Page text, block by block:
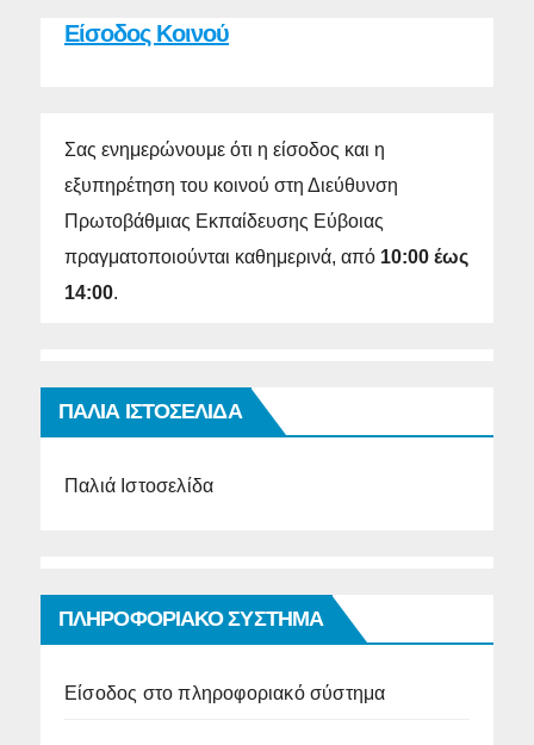
Είσοδος Κοινού
Σας ενημερώνουμε ότι η είσοδος και η
εξυπηρέτηση του κοινού στη Διεύθυνση
Πρωτοβάθμιας Εκπαίδευσης Εύβοιας
πραγματοποιούνται καθημερινά, από 10:00 έως
14:00.
ΠΑΛΙΑ ΙΣΤΟΣΕΛΙΔΑ
Παλιά Ιστοσελίδα
ΠΛΗΡΟΦΟΡΙΑΚΟ ΣΥΣΤΗΜΑ
Είσοδος στο πληροφοριακό σύστημα